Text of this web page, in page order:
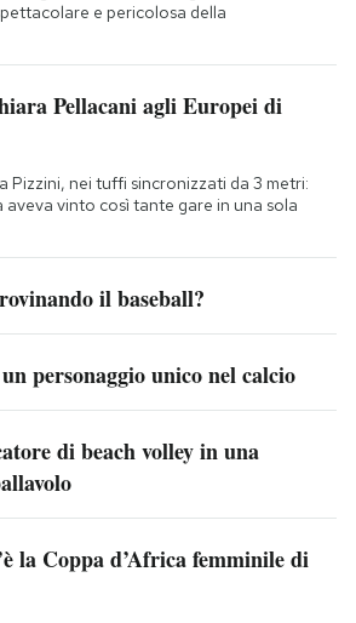
e pericolosa della
Pellacani agli Europei di
Pizzini, nei tuffi sincronizzati da 3 metri:
aveva vinto così tante gare in una sola
il baseball?
personaggio unico nel calcio
di beach volley in una
la Coppa d’Africa femminile di